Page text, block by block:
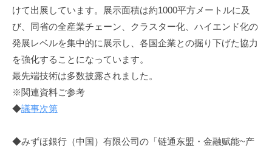
けて出展しています。展示面積は約1000平方メートルに及
び、同省の全産業チェーン、クラスター化、ハイエンド化の
発展レベルを集中的に展示し、各国企業との掘り下げた協力
を強化することになっています。
最先端技術は多数披露されました。
※関連資料ご参考
◆議事次第
◆みずほ銀行（中国）有限公司の「链通东盟・金融赋能~产